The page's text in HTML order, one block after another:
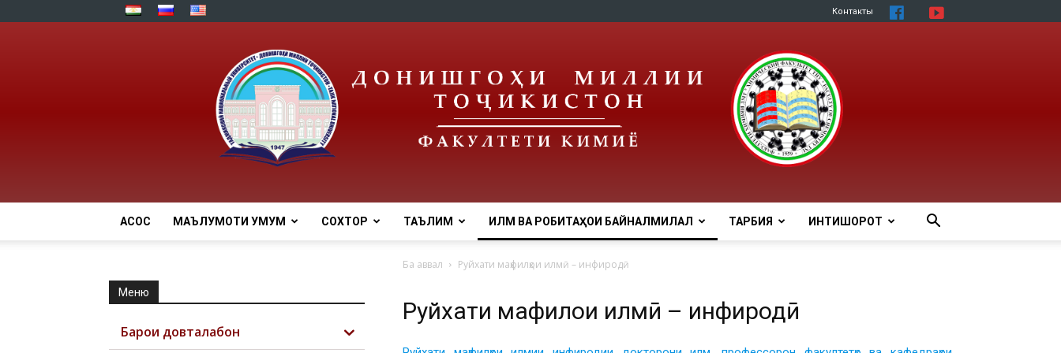
Контакты
АСОСӢ МАЪЛУМОТИ УМУМӢ СОХТОР ТАЪЛИМ ИЛМ ВА РОБИТАҲОИ БАЙНАЛМИЛАЛӢ ТАРБИЯ ИНТИШОРОТ
Ба аввал Руйхати маҳфилҳои илмӣ – инфиродӣ
Руйхати маҳфилҳои илмӣ – инфиродӣ
Меню
Барои довталабон